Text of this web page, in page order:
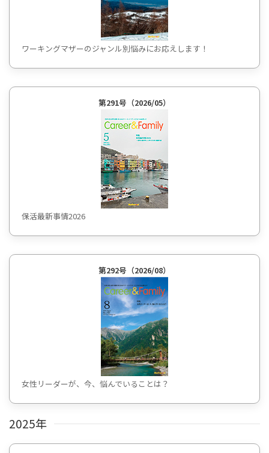
ワーキングマザーのジャンル別悩みにお応えします！
第291号（2026/05）
保活最新事情2026
第292号（2026/08）
女性リーダーが、今、悩んでいることは？
2025年